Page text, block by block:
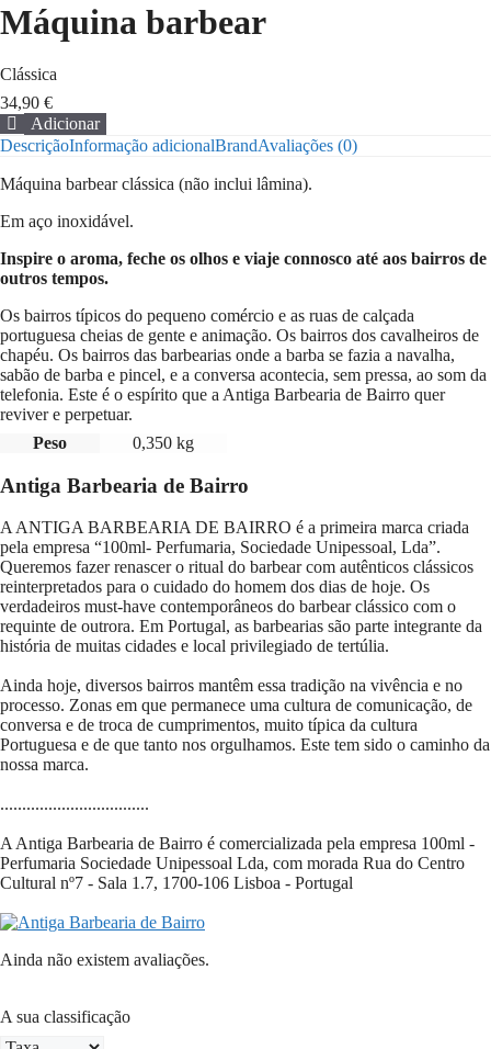
Máquina barbear
Clássica
34,90 €
Quantidade
de
barbear
Adicionar
DescriçãoInformação adicionalBrandAvaliações (0)
Máquina barbear clássica (não inclui lâmina).
Em aço inoxidável.
Inspire o aroma, feche os olhos e viaje connosco até aos bairros de
outros tempos.
Os bairros típicos do pequeno comércio e as ruas de calçada
portuguesa cheias de gente e animação. Os bairros dos cavalheiros de
chapéu. Os bairros das barbearias onde a barba se fazia a navalha,
sabão de barba e pincel, e a conversa acontecia, sem pressa, ao som da
telefonia. Este é o espírito que a Antiga Barbearia de Bairro quer
reviver e perpetuar.
Peso
0,350 kg
Antiga Barbearia de Bairro
A ANTIGA BARBEARIA DE BAIRRO é a primeira marca criada
pela empresa “100ml- Perfumaria, Sociedade Unipessoal, Lda”.
Queremos fazer renascer o ritual do barbear com autênticos clássicos
reinterpretados para o cuidado do homem dos dias de hoje. Os
verdadeiros must-have contemporâneos do barbear clássico com o
requinte de outrora. Em Portugal, as barbearias são parte integrante da
história de muitas cidades e local privilegiado de tertúlia.
Ainda hoje, diversos bairros mantêm essa tradição na vivência e no
processo. Zonas em que permanece uma cultura de comunicação, de
conversa e de troca de cumprimentos, muito típica da cultura
Portuguesa e de que tanto nos orgulhamos. Este tem sido o caminho da
nossa marca.
..................................
A Antiga Barbearia de Bairro é comercializada pela empresa 100ml -
Perfumaria Sociedade Unipessoal Lda, com morada Rua do Centro
Cultural nº7 - Sala 1.7, 1700-106 Lisboa - Portugal
Ainda não existem avaliações.
A sua classificação